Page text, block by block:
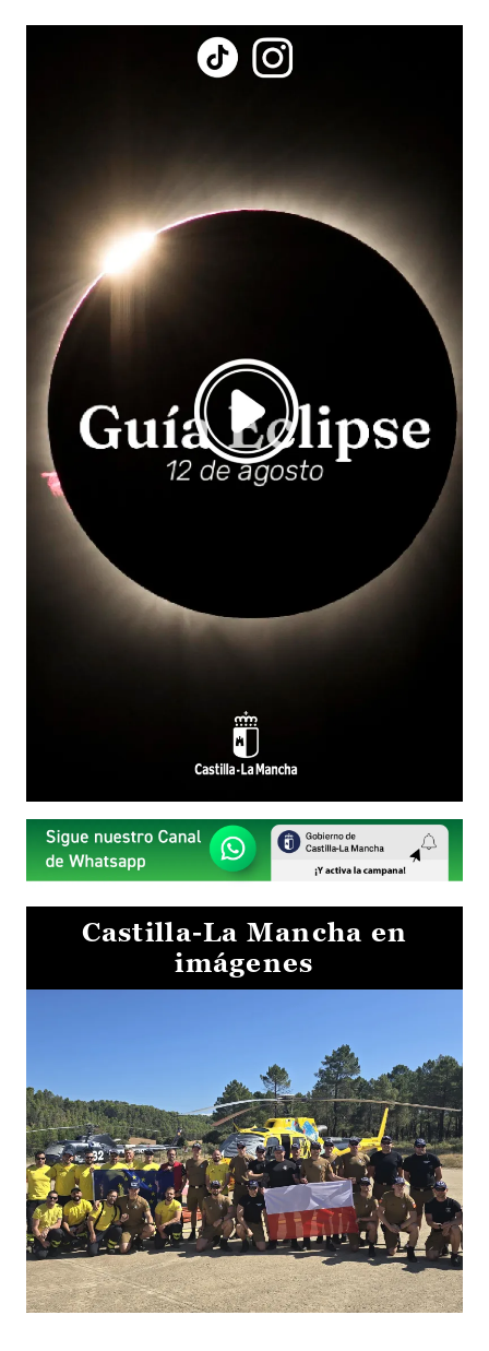
Castilla-La Mancha en
imágenes